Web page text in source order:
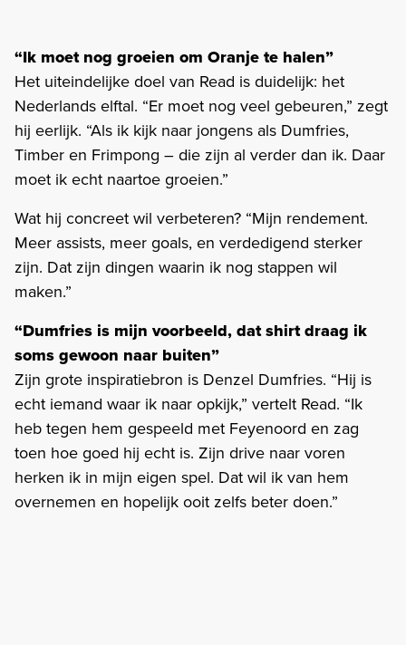
“Ik moet nog groeien om Oranje te halen”
Het uiteindelijke doel van Read is duidelijk: het
Nederlands elftal. “Er moet nog veel gebeuren,” zegt
hij eerlijk. “Als ik kijk naar jongens als Dumfries,
Timber en Frimpong – die zijn al verder dan ik. Daar
moet ik echt naartoe groeien.”
Wat hij concreet wil verbeteren? “Mijn rendement.
Meer assists, meer goals, en verdedigend sterker
zijn. Dat zijn dingen waarin ik nog stappen wil
maken.”
“Dumfries is mijn voorbeeld, dat shirt draag ik
soms gewoon naar buiten”
Zijn grote inspiratiebron is Denzel Dumfries. “Hij is
echt iemand waar ik naar opkijk,” vertelt Read. “Ik
heb tegen hem gespeeld met Feyenoord en zag
toen hoe goed hij echt is. Zijn drive naar voren
herken ik in mijn eigen spel. Dat wil ik van hem
overnemen en hopelijk ooit zelfs beter doen.”